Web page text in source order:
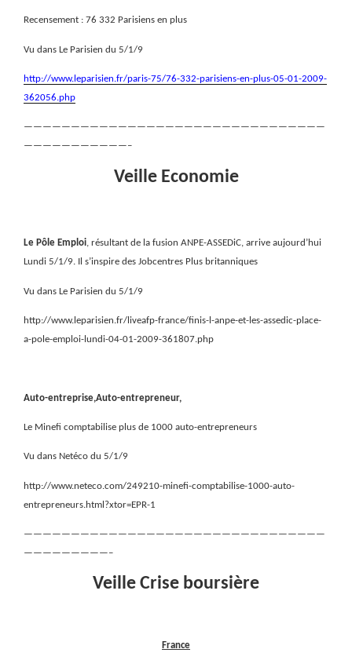
Recensement : 76 332 Parisiens en plus
Vu dans Le Parisien du 5/1/9
http://www.leparisien.fr/paris-75/76-332-parisiens-en-plus-05-01-2009-
362056.php
————————————————————————————————
———————————–
Veille Economie
Le Pôle Emploi, résultant de la fusion ANPE-ASSEDiC, arrive aujourd’hui
Lundi 5/1/9. Il s’inspire des Jobcentres Plus britanniques
Vu dans Le Parisien du 5/1/9
http://www.leparisien.fr/liveafp-france/finis-l-anpe-et-les-assedic-place-
a-pole-emploi-lundi-04-01-2009-361807.php
Auto-entreprise,Auto-entrepreneur,
Le Minefi comptabilise plus de 1000 auto-entrepreneurs
Vu dans Netéco du 5/1/9
http://www.neteco.com/249210-minefi-comptabilise-1000-auto-
entrepreneurs.html?xtor=EPR-1
————————————————————————————————
—————————–
Veille Crise boursière
France